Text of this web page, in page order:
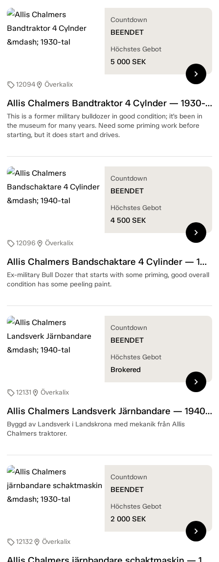
sell12094location_on Överkalix
Allis Chalmers Bandtraktor 4 Cylnder — 1930-tal
This is a former military bulldozer in good condition; it’s been in
the museum for many years. Need some priming work before
starting, but it does start and drives.
Countdown
BEENDET
Höchstes Gebot
5 000 SEK
chevron_right
sell12096 location_on Överkalix
Allis Chalmers Bandschaktare 4 Cylinder — 1940-tal
Ex-military Bull Dozer that starts with some priming, good overall
condition has some peeling paint.
Countdown
BEENDET
Höchstes Gebot
4 500 SEK
chevron_right
sell12131 location_on Överkalix
Allis Chalmers Landsverk Järnbandare — 1940-tal
Byggd av Landsverk i Landskrona med mekanik från Allis
Chalmers traktorer.
Countdown
BEENDET
Höchstes Gebot
Brokered
chevron_right
sell12132location_on Överkalix
Countdown
BEENDET
Höchstes Gebot
2 000 SEK
chevron_right